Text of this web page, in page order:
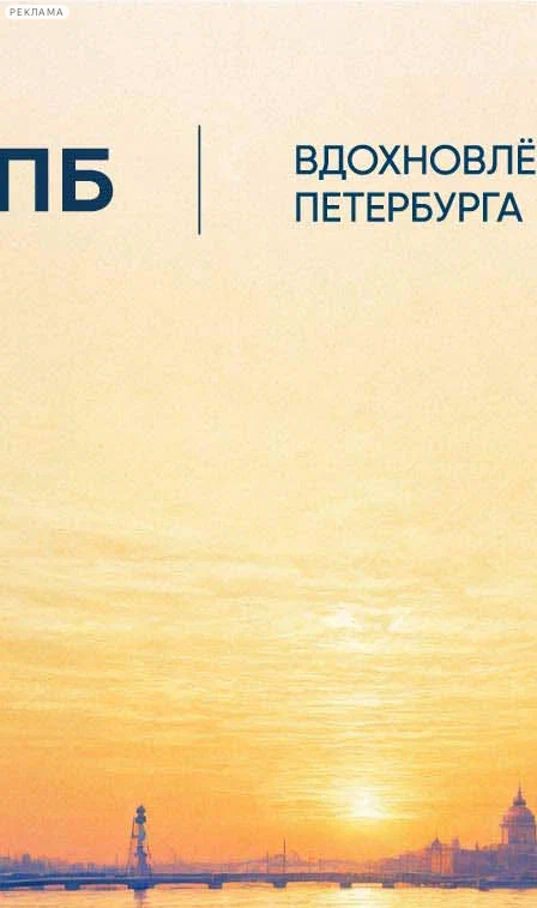
РЕКЛАМА
Сегодня:
2026.08.06
08:20
Виктор Сухоруков в
Петербурге посетил могилу
Балабанова и представил
фильм Прошкина «Орлеан»
Версия для печати